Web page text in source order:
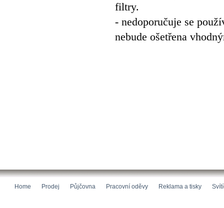
filtry.
- nedoporučuje se
nebude ošetřena
Home Prodej Půjčovna Pracovní oděvy Reklama a tisky